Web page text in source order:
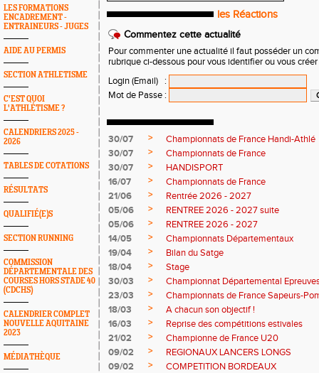
LES FORMATIONS
ENCADREMENT -
ENTRAINEURS - JUGES
AIDE AU PERMIS
SECTION ATHLETISME
C'EST QUOI
L'ATHLÉTISME ?
CALENDRIERS 2025 -
2026
TABLES DE COTATIONS
RÉSULTATS
QUALIFIÉ(E)S
SECTION RUNNING
COMMISSION
DÉPARTEMENTALE DES
COURSES HORS STADE 40
(CDCHS)
CALENDRIER COMPLET
NOUVELLE AQUITAINE
2023
MÉDIATHÈQUE
les Réactions
Commentez cette actualité
Pour commenter une actualité il faut posséder un
rubrique ci-dessous pour vous identifier ou vous
Login (Email)
:
Mot de Passe :
30/07 >
Championnats de France Handi-Athlé
30/07
>
Championnats de France
30/07
>
HANDISPORT
16/07
>
Championnats de France
21/06
>
Rentrée 2026 - 2027
05/06
>
RENTREE 2026 - 2027 suite
05/06
>
RENTREE 2026 - 2027
14/05
>
Championnats Départementaux
19/04
>
Bilan du Satge
18/04
>
Stage
30/03
>
Championnat Départemental
23/03
>
Championnats de France Sapeurs-
18/03
>
A chacun son objectif !
16/03
>
Reprise des compétitions estivales
21/02
>
Championne de France U20
09/02
>
REGIONAUX LANCERS LONGS
09/02
>
COMPETITION BORDEAUX